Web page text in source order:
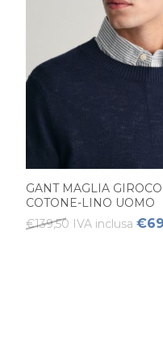
GANT MAGLIA
COTONE-LINO UOMO
€139,50 IVA inclusa